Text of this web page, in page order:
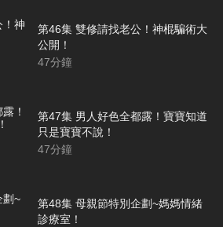
第46集 雙修請找老公！神棍騙術大
公開！
47分鐘
第47集 男人好色全都露！寶寶知道
只是寶寶不說！
47分鐘
第48集 母親節特別企劃~媽媽情緒
診療室！